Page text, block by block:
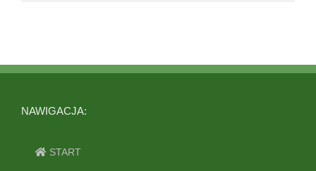
NAWIGACJA:
START